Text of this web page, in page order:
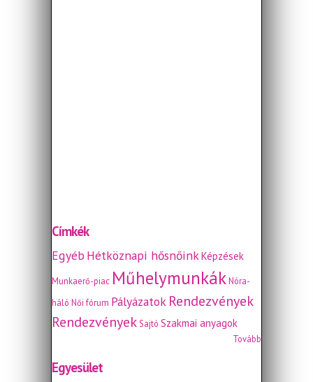
Címkék
EgyébHétköznapi hősnőinkKépzések
Munkaerő-piac MűhelymunkákNóra-
háló Női fórum Pályázatok Rendezvények
Rendezvények Sajtó Szakmai anyagok
Tovább
Egyesület